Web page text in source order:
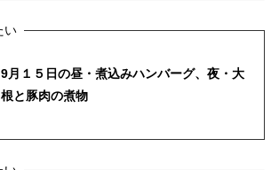
9月１５日の昼・煮込みハンバーグ、夜・大
根と豚肉の煮物